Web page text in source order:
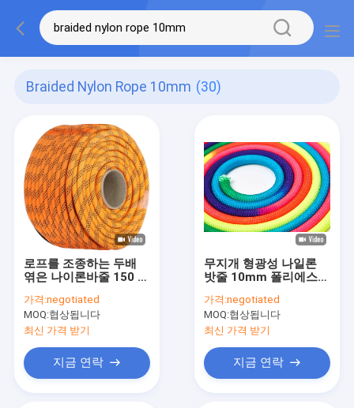
Braided Nylon Rope 10mm (30)
로프를 조종하는 두배
엮은 나이론바줄 150 피
가격:negotiated
MOQ:협상됩니다
최신 가격 받기
지금 연락
무지개 형광성 나일론
밧줄 10mm 폴리에스테
가격:negotiated
MOQ:협상됩니다
최신 가격 받기
지금 연락